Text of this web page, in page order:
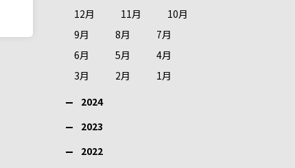
12月
11月
10月
9月
8月
7月
6月
5月
4月
3月
2月
1月
2024
2023
2022